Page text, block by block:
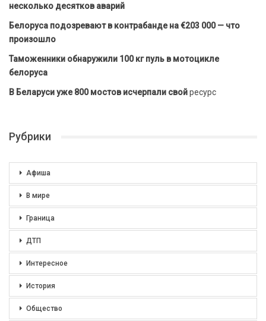
несколько десятков аварий
Белоруса подозревают в контрабанде на €203 000 — что
произошло
Таможенники обнаружили 100 кг пуль в мотоцикле
белоруса
В Беларуси уже 800 мостов исчерпали свойресурс
Рубрики
Афиша
В мире
Граница
ДТП
Интересное
История
Общество